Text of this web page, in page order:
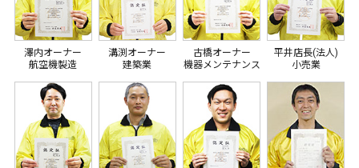
澤内オーナー
航空機製造
溝渕オーナー
建築業
古橋オーナー
機器メンテナンス
平井店長(法人)
小売業